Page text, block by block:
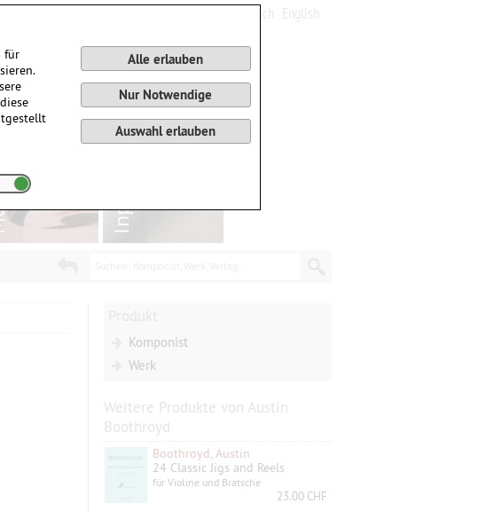
Komponist
Werk
Weitere Produkte von Austin
Boothroyd
Boothroyd, Austin
24 Classic Jigs and Reels
für Violine und Bratsche
23.00 CHF
für
Alle erlauben
Nur Notwendige
Auswahl erlauben